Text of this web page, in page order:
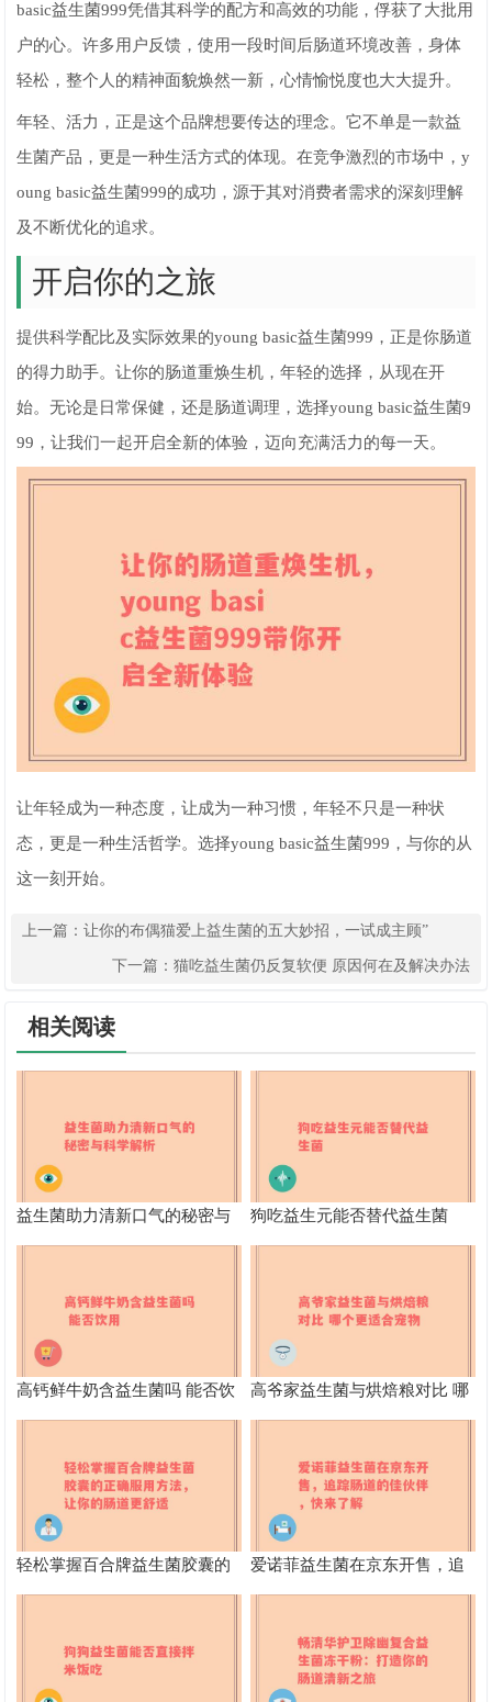
basic益生菌999凭借其科学的配方和高效的功能，俘获了大批用
户的心。许多用户反馈，使用一段时间后肠道环境改善，身体
轻松，整个人的精神面貌焕然一新，心情愉悦度也大大提升。
年轻、活力，正是这个品牌想要传达的理念。它不单是一款益
生菌产品，更是一种生活方式的体现。在竞争激烈的市场中，y
oung basic益生菌999的成功，源于其对消费者需求的深刻理解
及不断优化的追求。
开启你的之旅
提供科学配比及实际效果的young basic益生菌999，正是你肠道
的得力助手。让你的肠道重焕生机，年轻的选择，从现在开
始。无论是日常保健，还是肠道调理，选择young basic益生菌9
99，让我们一起开启全新的体验，迈向充满活力的每一天。
让年轻成为一种态度，让成为一种习惯，年轻不只是一种状
态，更是一种生活哲学。选择young basic益生菌999，与你的从
这一刻开始。
上一篇：让你的布偶猫爱上益生菌的五大妙招，一试成主顾”
下一篇： 猫吃益生菌仍反复软便 原因何在及解决办法
相关阅读
益生菌助力清新口气的秘密与
科学解析
狗吃益生元能否替代益生菌
高钙鲜牛奶含益生菌吗 能否饮
用
高爷家益生菌与烘焙粮对比 哪
个更适合宠物
轻松掌握百合牌益生菌胶囊的
正确服用方法，让你的肠道更
爱诺菲益生菌在京东开售，追
踪肠道的佳伙伴，快来了解